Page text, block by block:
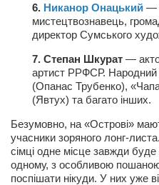
6. Никанор Онацький —
мистецтвознавець,
директор Сумського
7. Степан Шкурат —
артист РРФСР. Народний
(Опанас Трубенко),
(Явтух) та багато інших.
Безумовно, на «Острові»
учасники зоряного лонг-
сімці одне місце завжди
одному, з особливою
поспішати нікуди. У них уже